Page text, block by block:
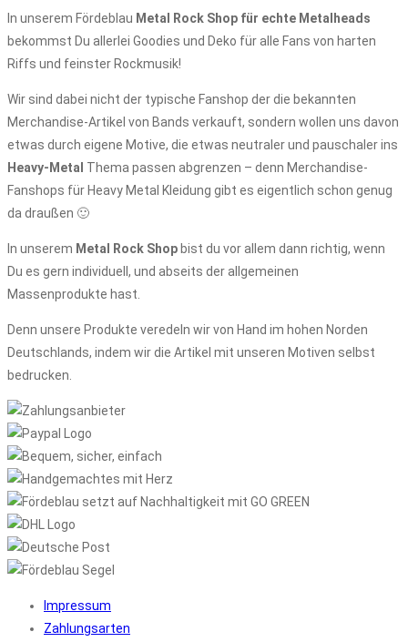
In unserem Fördeblau Metal Rock Shop für echte Metalheads
bekommst Du allerlei Goodies und Deko für alle Fans von harten
Riffs und feinster Rockmusik!
Wir sind dabei nicht der typische Fanshop der die bekannten
Merchandise-Artikel von Bands verkauft, sondern wollen uns davon
etwas durch eigene Motive, die etwas neutraler und pauschaler ins
Heavy-Metal Thema passen abgrenzen – denn Merchandise-
Fanshops für Heavy Metal Kleidung gibt es eigentlich schon genug
da draußen 🙂
In unserem Metal Rock Shop bist du vor allem dann richtig, wenn
Du es gern individuell, und abseits der allgemeinen
Massenprodukte hast.
Denn unsere Produkte veredeln wir von Hand im hohen Norden
Deutschlands, indem wir die Artikel mit unseren Motiven selbst
bedrucken.
Impressum
Zahlungsarten